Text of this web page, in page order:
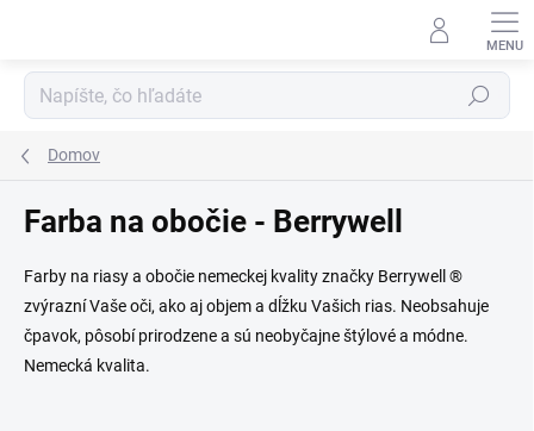
Hľadať
Domov
Farba na obočie - Berrywell
Farby na riasy a obočie nemeckej kvality značky Berrywell ®
zvýrazní Vaše oči, ako aj objem a dĺžku Vašich rias. Neobsahuje
čpavok, pôsobí prirodzene a sú neobyčajne štýlové a módne.
Nemecká kvalita.